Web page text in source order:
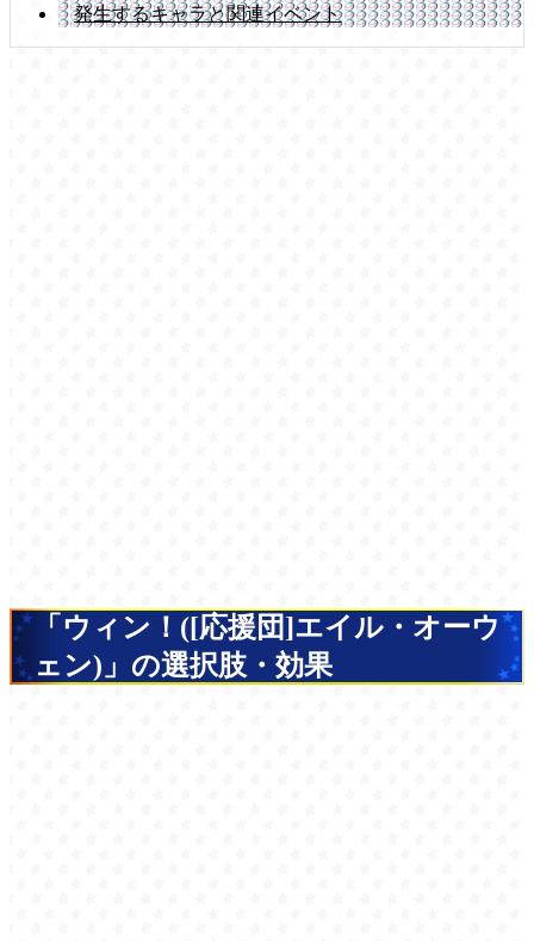
発生するキャラと関連イベント
「ウィン！([応援団]エイル・オーウ
ェン)」の選択肢・効果